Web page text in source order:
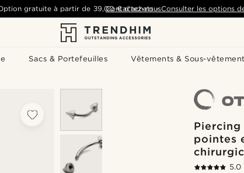
Sacs & Portefeuilles Vêtements & Sous-
gratuite à partir de 39,00 € d'achats- Consulter les options
Contactez-nous
pointes
5.0